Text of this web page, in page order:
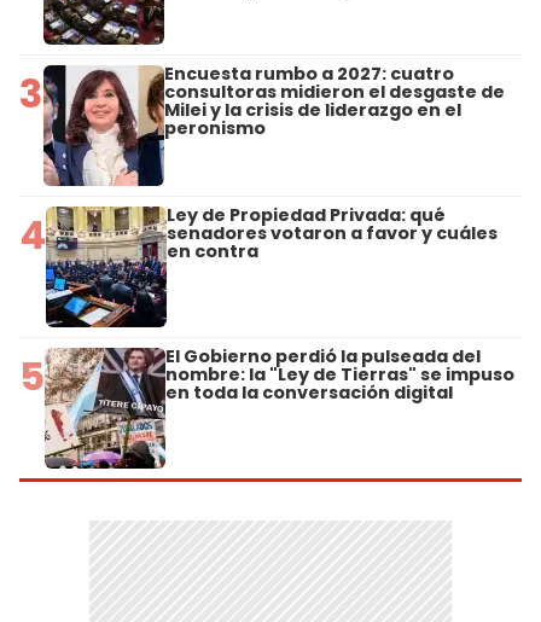
3 Encuesta rumbo a 2027: cuatro
consultoras midieron el desgaste de
Milei y la crisis de liderazgo en el
peronismo
4 Ley de Propiedad Privada: qué
senadores votaron a favor y cuáles
en contra
5 El Gobierno perdió la pulseada del
nombre: la "Ley de Tierras" se impuso
en toda la conversación digital